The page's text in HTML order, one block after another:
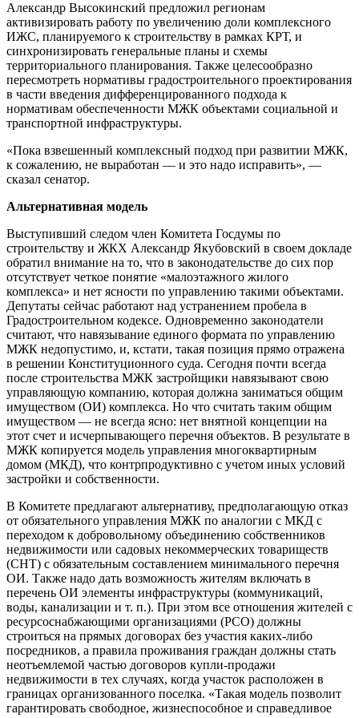
Александр Высокинский предложил регионам
активизировать работу по увеличению доли комплексного
ИЖС, планируемого к строительству в рамках КРТ, и
синхронизировать генеральные планы и схемы
территориального планирования. Также целесообразно
пересмотреть нормативы градостроительного проектирования
в части введения дифференцированного подхода к
нормативам обеспеченности МЖК объектами социальной и
транспортной инфраструктуры.
«Пока взвешенный комплексный подход при развитии МЖК,
к сожалению, не выработан — и это надо исправить», —
сказал сенатор.
Альтернативная модель
Выступивший следом член Комитета Госдумы по
строительству и ЖКХ Александр Якубовский в своем докладе
обратил внимание на то, что в законодательстве до сих пор
отсутствует четкое понятие «малоэтажного жилого
комплекса» и нет ясности по управлению такими объектами.
Депутаты сейчас работают над устранением пробела в
Градостроительном кодексе. Одновременно законодатели
считают, что навязывание единого формата по управлению
МЖК недопустимо, и, кстати, такая позиция прямо отражена
в решении Конституционного суда. Сегодня почти всегда
после строительства МЖК застройщики навязывают свою
управляющую компанию, которая должна заниматься общим
имуществом (ОИ) комплекса. Но что считать таким общим
имуществом — не всегда ясно: нет внятной концепции на
этот счет и исчерпывающего перечня объектов. В результате в
МЖК копируется модель управления многоквартирным
домом (МКД), что контрпродуктивно с учетом иных условий
застройки и собственности.
В Комитете предлагают альтернативу, предполагающую отказ
от обязательного управления МЖК по аналогии с МКД с
переходом к добровольному объединению собственников
недвижимости или садовых некоммерческих товариществ
(СНТ) с обязательным составлением минимального перечня
ОИ. Также надо дать возможность жителям включать в
перечень ОИ элементы инфраструктуры (коммуникаций,
воды, канализации и т. п.). При этом все отношения жителей с
ресурсоснабжающими организациями (РСО) должны
строиться на прямых договорах без участия каких-либо
посредников, а правила проживания граждан должны стать
неотъемлемой частью договоров купли-продажи
недвижимости в тех случаях, когда участок расположен в
границах организованного поселка. «Такая модель позволит
гарантировать свободное, жизнеспособное и справедливое